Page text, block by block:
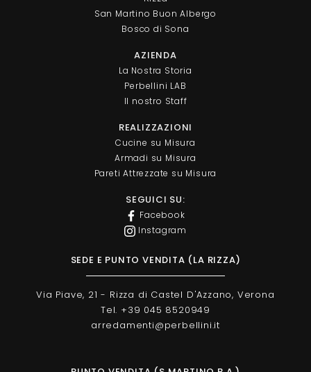
San Martino Buon Albergo
Bosco di Sona
AZIENDA
La Nostra Storia
Perbellini LAB
Il nostro Staff
REALIZZAZIONI
Cucine su Misura
Armadi su Misura
Pareti Attrezzate su Misura
SEGUICI SU:
Facebook
Instagram
SEDE E PUNTO VENDITA (LA RIZZA)
Via Piave, 21 - Rizza di Castel D'Azzano, Verona
Tel. +39 045 8520949
arredamenti@perbellini.it